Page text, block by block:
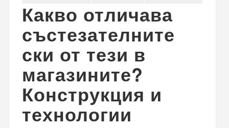
Какво отличава
състезателните
ски от тези в
магазините?
Конструкция и
технологии